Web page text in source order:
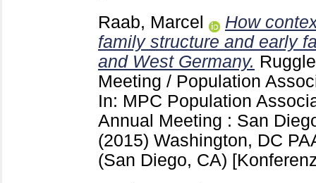
Raab, Marcel
How
family structure and early
and West Germany.
Meeting / Population
In: MPC Population
Annual Meeting : San
(2015) Washington, DC
(San Diego, CA)